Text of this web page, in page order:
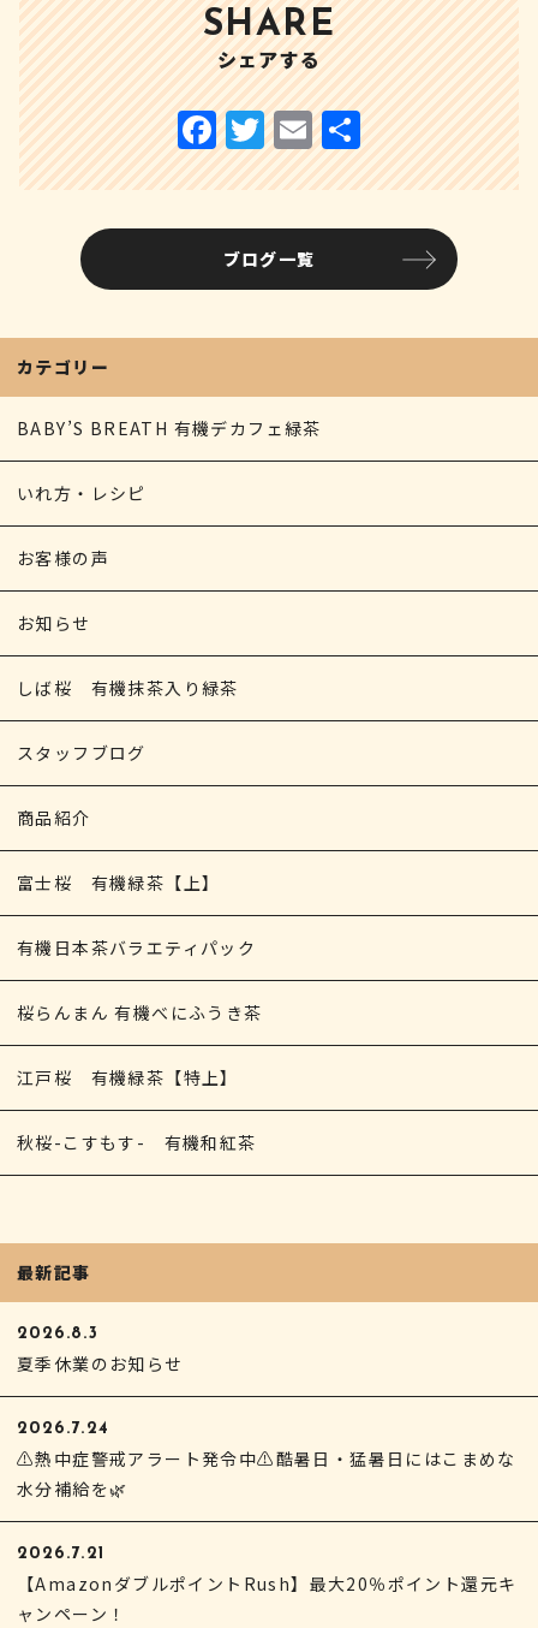
SHARE
シェアする
ブログ一覧
カテゴリー
BABY’S BREATH 有機デカフェ緑茶
いれ方・レシピ
お客様の声
お知らせ
しば桜 有機抹茶入り緑茶
スタッフブログ
商品紹介
富士桜 有機緑茶【上】
有機日本茶バラエティパック
桜らんまん 有機べにふうき茶
江戸桜 有機緑茶【特上】
秋桜-こすもす- 有機和紅茶
最新記事
2026.8.3
夏季休業のお知らせ
2026.7.24
⚠熱中症警戒アラート発令中⚠酷暑日・猛暑日にはこまめな
水分補給を🌿
2026.7.21
【AmazonダブルポイントRush】最大20％ポイント還元キ
ャンペーン！